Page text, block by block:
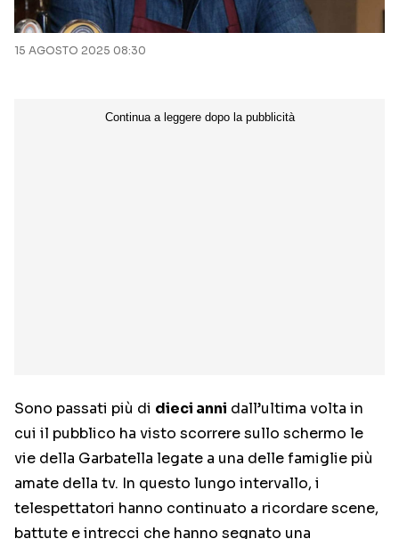
15 AGOSTO 2025 08:30
Sono passati più di dieci anni dall’ultima volta in
cui il pubblico ha visto scorrere sullo schermo le
vie della Garbatella legate a una delle famiglie più
amate della tv. In questo lungo intervallo, i
telespettatori hanno continuato a ricordare scene,
battute e intrecci che hanno segnato una